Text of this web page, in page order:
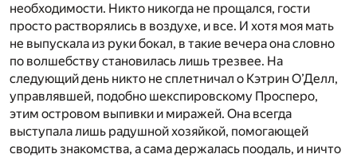
необходимости. Никто никогда не прощался, гости
просто растворялись в воздухе, и все. И хотя моя мать
не выпускала из руки бокал, в такие вечера она словно
по волшебству становилась лишь трезвее. На
следующий день никто не сплетничал о Кэтрин О’Делл,
управлявшей, подобно шекспировскому Просперо,
этим островом выпивки и миражей. Она всегда
выступала лишь радушной хозяйкой, помогающей
сводить знакомства, а сама держалась поодаль, и ничто